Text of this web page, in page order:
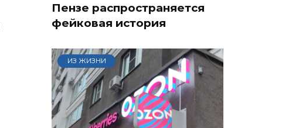
Пензе распространяется
фейковая история
ИЗ ЖИЗНИ